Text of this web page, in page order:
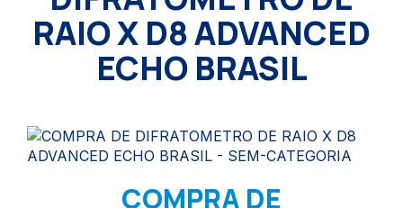
RAIO X D8 ADVANCED
ECHO BRASIL
COMPRA DE